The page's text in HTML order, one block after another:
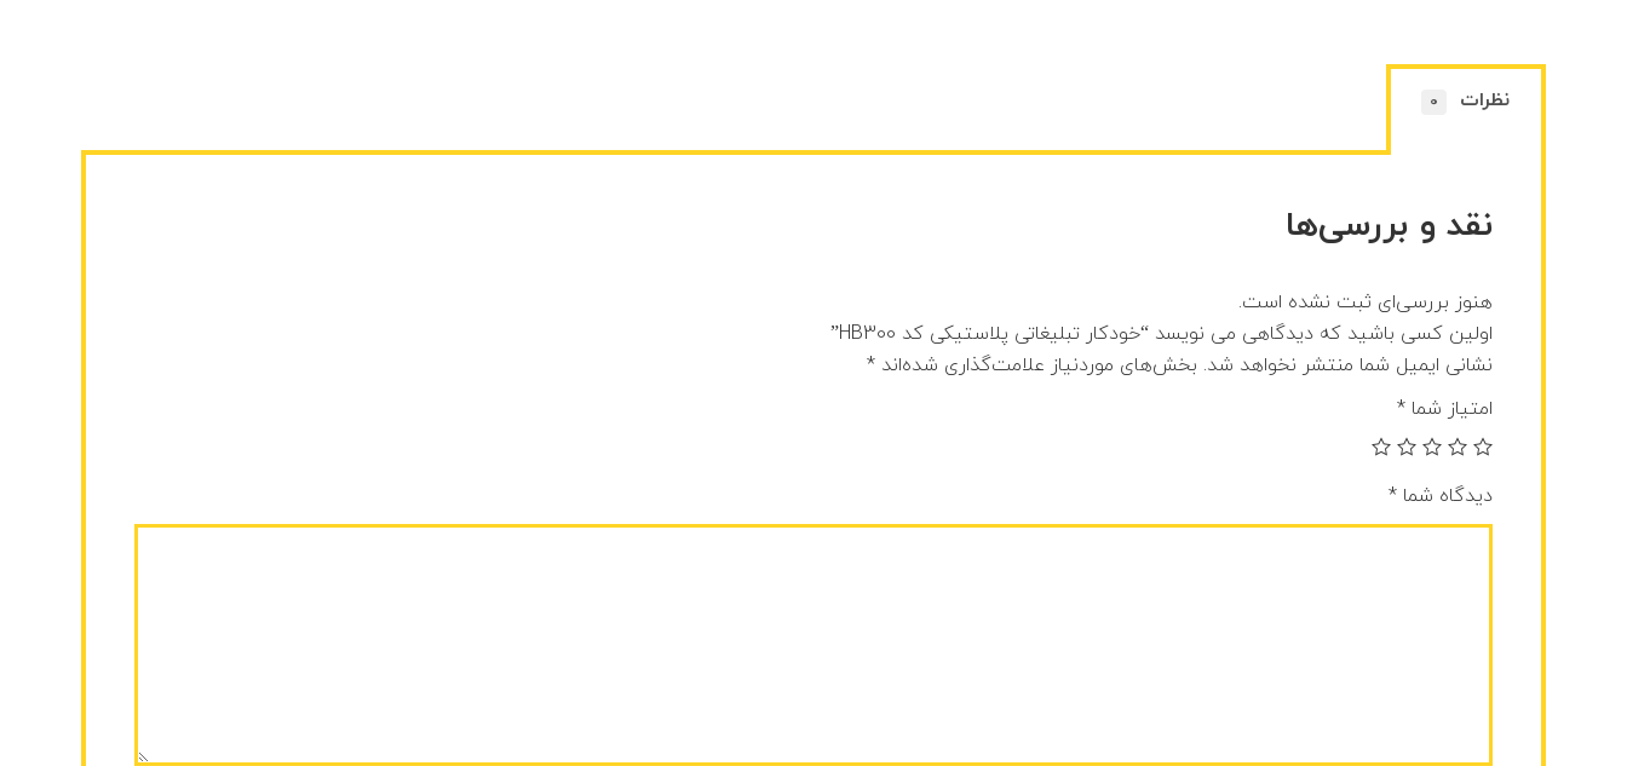
نظرات 0
نقد و بررسی‌ها
هنوز بررسی‌ای ثبت نشده است.
اولین کسی باشید که دیدگاهی می نویسد “خودکار تبلیغاتی پلاستیکی کد HB300”
نشانی ایمیل شما منتشر نخواهد شد. بخش‌های موردنیاز علامت‌گذاری شده‌اند*
امتیاز شما*
دیدگاه شما*